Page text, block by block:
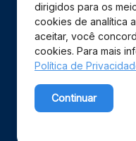
dirigidos para os
cookies de analítica
aceitar, você
cookies. Para mais
Política de
Continuar
Copyright © 2026